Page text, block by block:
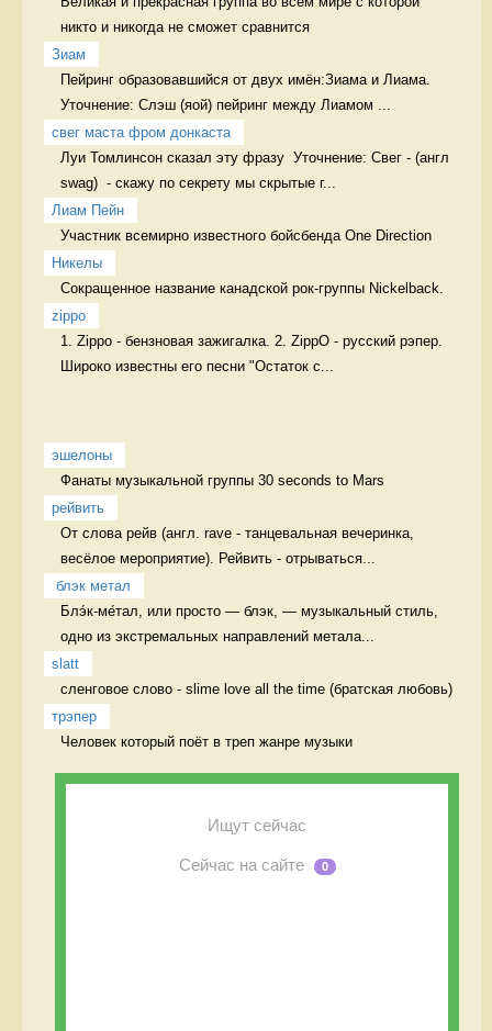
никто и никогда не сможет сравнится
Зиам
Пейринг образовавшийся от двух имён:Зиама и Лиама.
Уточнение: Слэш (яой) пейринг между Лиамом ...
свег маста фром донкаста
Луи Томлинсон сказал эту фразу  Уточнение: Свег - (англ
swag)  - скажу по секрету мы скрытые г...
Лиам Пейн
Участник всемирно известного бойсбенда One Direction
Никелы
Сокращенное название канадской рок-группы Nickelback.
zippo
1. Zippo - бензновая зажигалка. 2. ZippO - русский рэпер.
Широко известны его песни "Остаток с...
эшелоны
Фанаты музыкальной группы 30 seconds to Mars
рейвить
От слова рейв (англ. rave - танцевальная вечеринка,
весёлое мероприятие). Рейвить - отрываться...
блэк метал
Блэ́к-ме́тал, или просто — блэк, — музыкальный стиль,
одно из экстремальных направлений метала...
slatt
трэпер
Человек который поёт в треп жанре музыки
Ищут сейчас
Сейчас на сайте 0